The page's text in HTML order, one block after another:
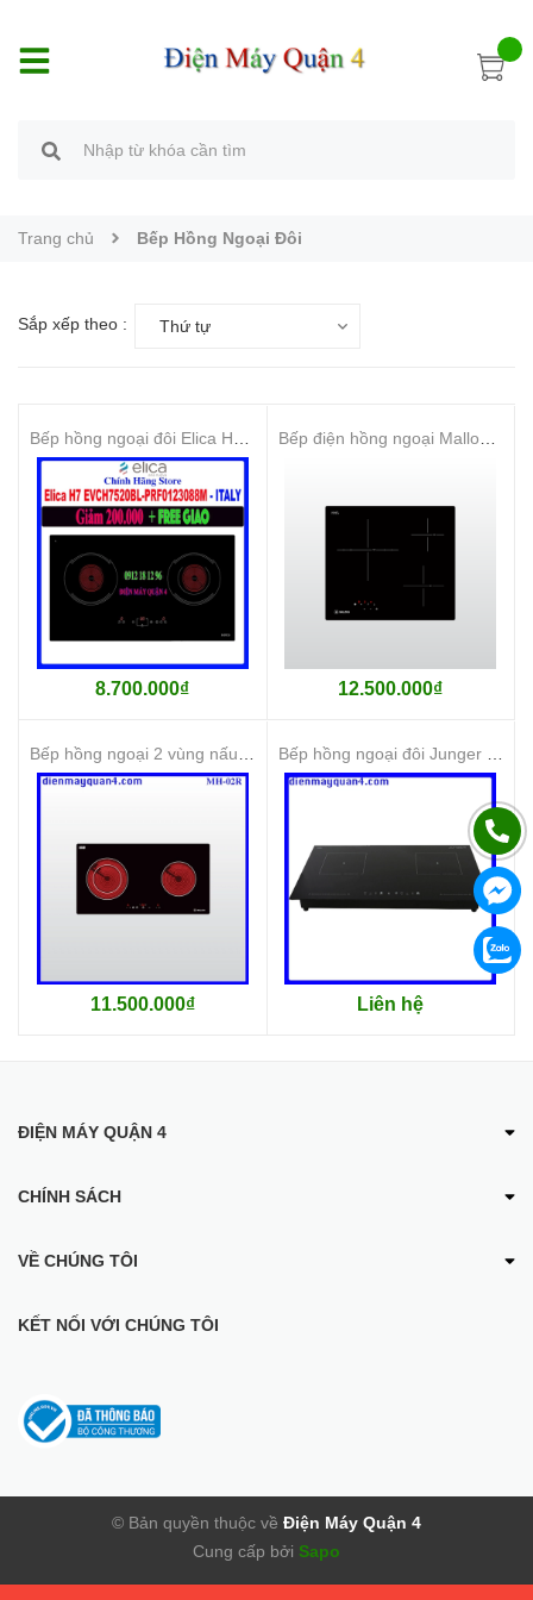
Trang chủ Bếp Hồng Ngoại Đôi
Sắp xếp theo : Thứ tự
8.700.000₫ 12.500.000₫
11.500.000₫ Liên hệ
ĐIỆN MÁY QUẬN 4
CHÍNH SÁCH
VỀ CHÚNG TÔI
KẾT NỐI VỚI CHÚNG TÔI
© Bản quyền thuộc về Điện Máy Quận 4
Cung cấp bởi Sapo